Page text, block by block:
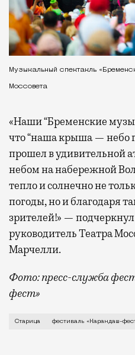
Музыкальный спектакль
Моссовета
«Наши “Бременские
что “наша крыша — небо
прошел в удивительной
небом на набережной
тепло и солнечно не
погоды, но и благодаря
зрителей!» —
руководитель Театра
Марчелли.
Фото: пресс-служба
фест»
В минувший уикенд
Старица фестиваль «Карандаш-